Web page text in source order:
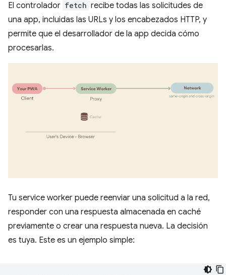
El controlador fetch recibe todas las solicitudes de
una app, incluidas las URLs y los encabezados HTTP, y
permite que el desarrollador de la app decida cómo
procesarlas.
Tu service worker puede reenviar una solicitud a la red,
responder con una respuesta almacenada en caché
previamente o crear una respuesta nueva. La decisión
es tuya. Este es un ejemplo simple: